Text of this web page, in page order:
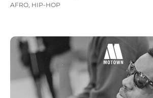
AFRO, HIP-HOP